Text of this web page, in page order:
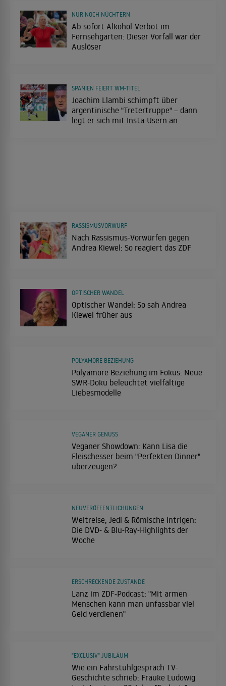
Ab sofort Alkohol-Verbot im
Fernsehgarten: Dieser Vorfall war der
Auslöser
NUR NOCH NÜCHTERN
Joachim Llambi schimpft über
argentinische "Tretertruppe" – dann
legt er sich mit Insta-Usern an
SPANIEN FEIERT WM-TITEL
Nach Rassismus-Vorwürfen gegen
Andrea Kiewel: So reagiert das ZDF
RASSISMUSVORWURF
Optischer Wandel: So sah Andrea
Kiewel früher aus
OPTISCHER WANDEL
Polyamore Beziehung im Fokus: Neue
SWR-Doku beleuchtet vielfältige
Liebesmodelle
POLYAMORE BEZIEHUNG
Veganer Showdown: Kann Lisa die
Fleischesser beim "Perfekten Dinner"
überzeugen?
VEGANER GENUSS
Weltreise, Jedi & Römische Intrigen:
Die DVD- & Blu-Ray-Highlights der
Woche
NEUVERÖFFENTLICHUNGEN
Lanz im ZDF-Podcast: "Mit armen
Menschen kann man unfassbar viel
Geld verdienen"
ERSCHRECKENDE ZUSTÄNDE
Wie ein Fahrstuhlgespräch TV-
Geschichte schrieb: Frauke Ludowig
"EXCLUSIV" JUBILÄUM